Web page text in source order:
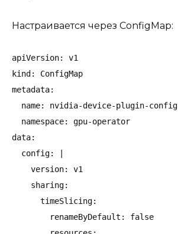
Настраивается через ConfigMap:
apiVersion: v1
kind: ConfigMap
metadata:
  name: nvidia-device-plugin-config
  namespace: gpu-operator
data:
  config: |
    version: v1
    sharing:
      timeSlicing:
        renameByDefault: false